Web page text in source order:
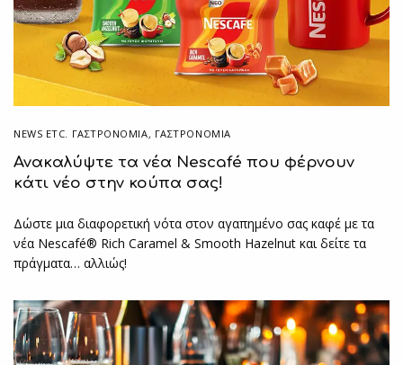
NEWS ETC. ΓΑΣΤΡΟΝΟΜΊΑ, ΓΑΣΤΡΟΝΟΜΙΑ
Ανακαλύψτε τα νέα Nescafé που φέρνουν
κάτι νέο στην κούπα σας!
Δώστε μια διαφορετική νότα στον αγαπημένο σας καφέ με τα
νέα Nescafé® Rich Caramel & Smooth Hazelnut και δείτε τα
πράγματα… αλλιώς!